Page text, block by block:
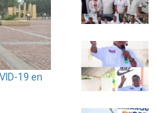
19 en